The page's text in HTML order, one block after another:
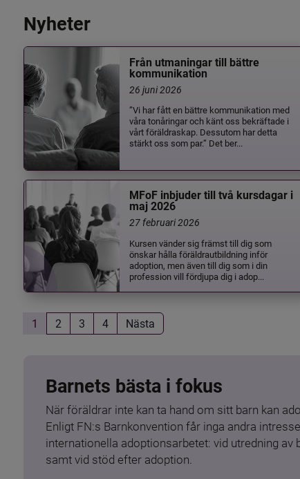
Nyheter
Från utmaningar till bättre
kommunikation
26 juni 2026
”Vi har fått en bättre kommunikation med
våra tonåringar och känt oss bekräftade i
vårt föräldraskap. Dessutom har detta
stärkt oss som par.” Det ber...
MFoF inbjuder till två kursdagar i
maj 2026
27 februari 2026
Kursen vänder sig främst till dig som
önskar hålla föräldrautbildning inför
adoption, men även till dig som i din
profession vill fördjupa dig i adop...
1 2 3 4 Nästa
Barnets bästa i fokus
När föräldrar inte kan ta hand om sitt barn kan
Enligt FN:s Barnkonvention får inga andra
internationella adoptionsarbetet: vid utredning
samt vid stöd efter adoption.